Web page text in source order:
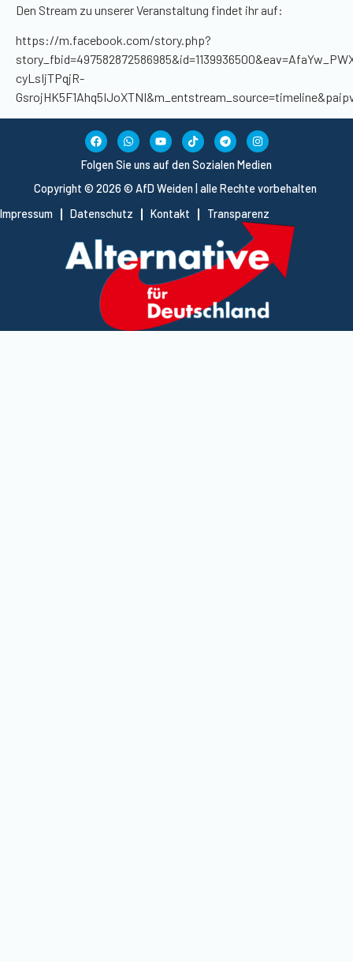
Den Stream zu unserer Veranstaltung findet ihr auf:
https://m.facebook.com/story.php?
cyLsIjTPqjR-
Copyright © 2026 © AfD Weiden | alle Rechte vorbehalten
Impressum
Datenschutz Kontakt Transparenz
Folgen Sie uns auf den Sozialen Medien